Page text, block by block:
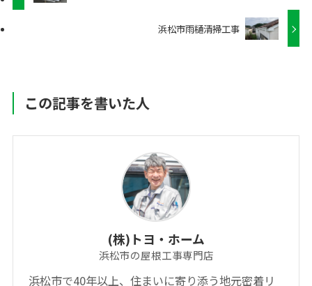
浜松市雨樋清掃工事
この記事を書いた人
(株)トヨ・ホーム
浜松市の屋根工事専門店
浜松市で40年以上、住まいに寄り添う地元密着リ